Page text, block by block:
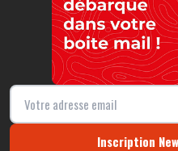
Inscription